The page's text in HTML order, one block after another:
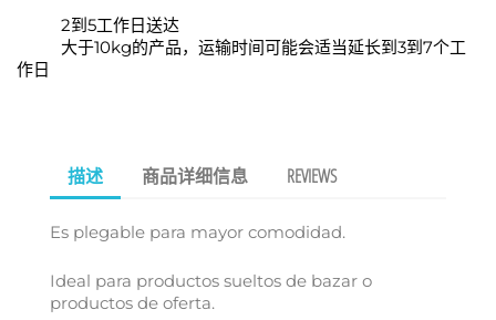
2到5工作日送达
大于10kg的产品，运输时间可能会适当延长到3到7个工
作日
描述 商品详细信息 REVIEWS
Es plegable para mayor comodidad.
Ideal para productos sueltos de bazar o
productos de oferta.